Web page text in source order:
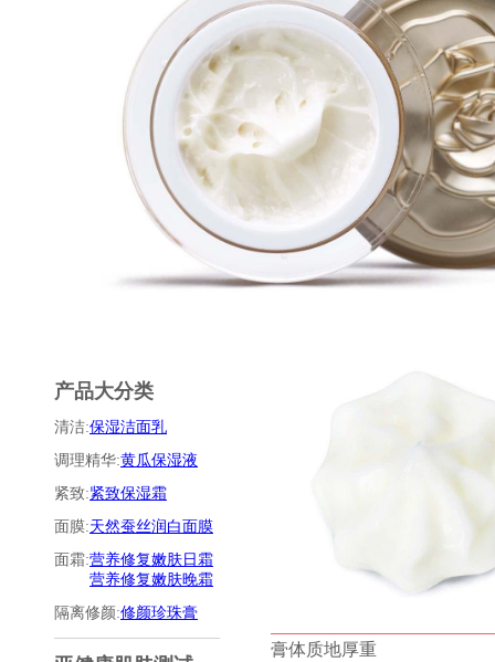
产品大分类
清洁:保湿洁面乳
调理精华:黄瓜保湿液
紧致:紧致保湿霜
面膜:天然蚕丝润白面膜
面霜:营养修复嫩肤日霜
营养修复嫩肤晚霜
隔离修颜:修颜珍珠膏
膏体质地厚重